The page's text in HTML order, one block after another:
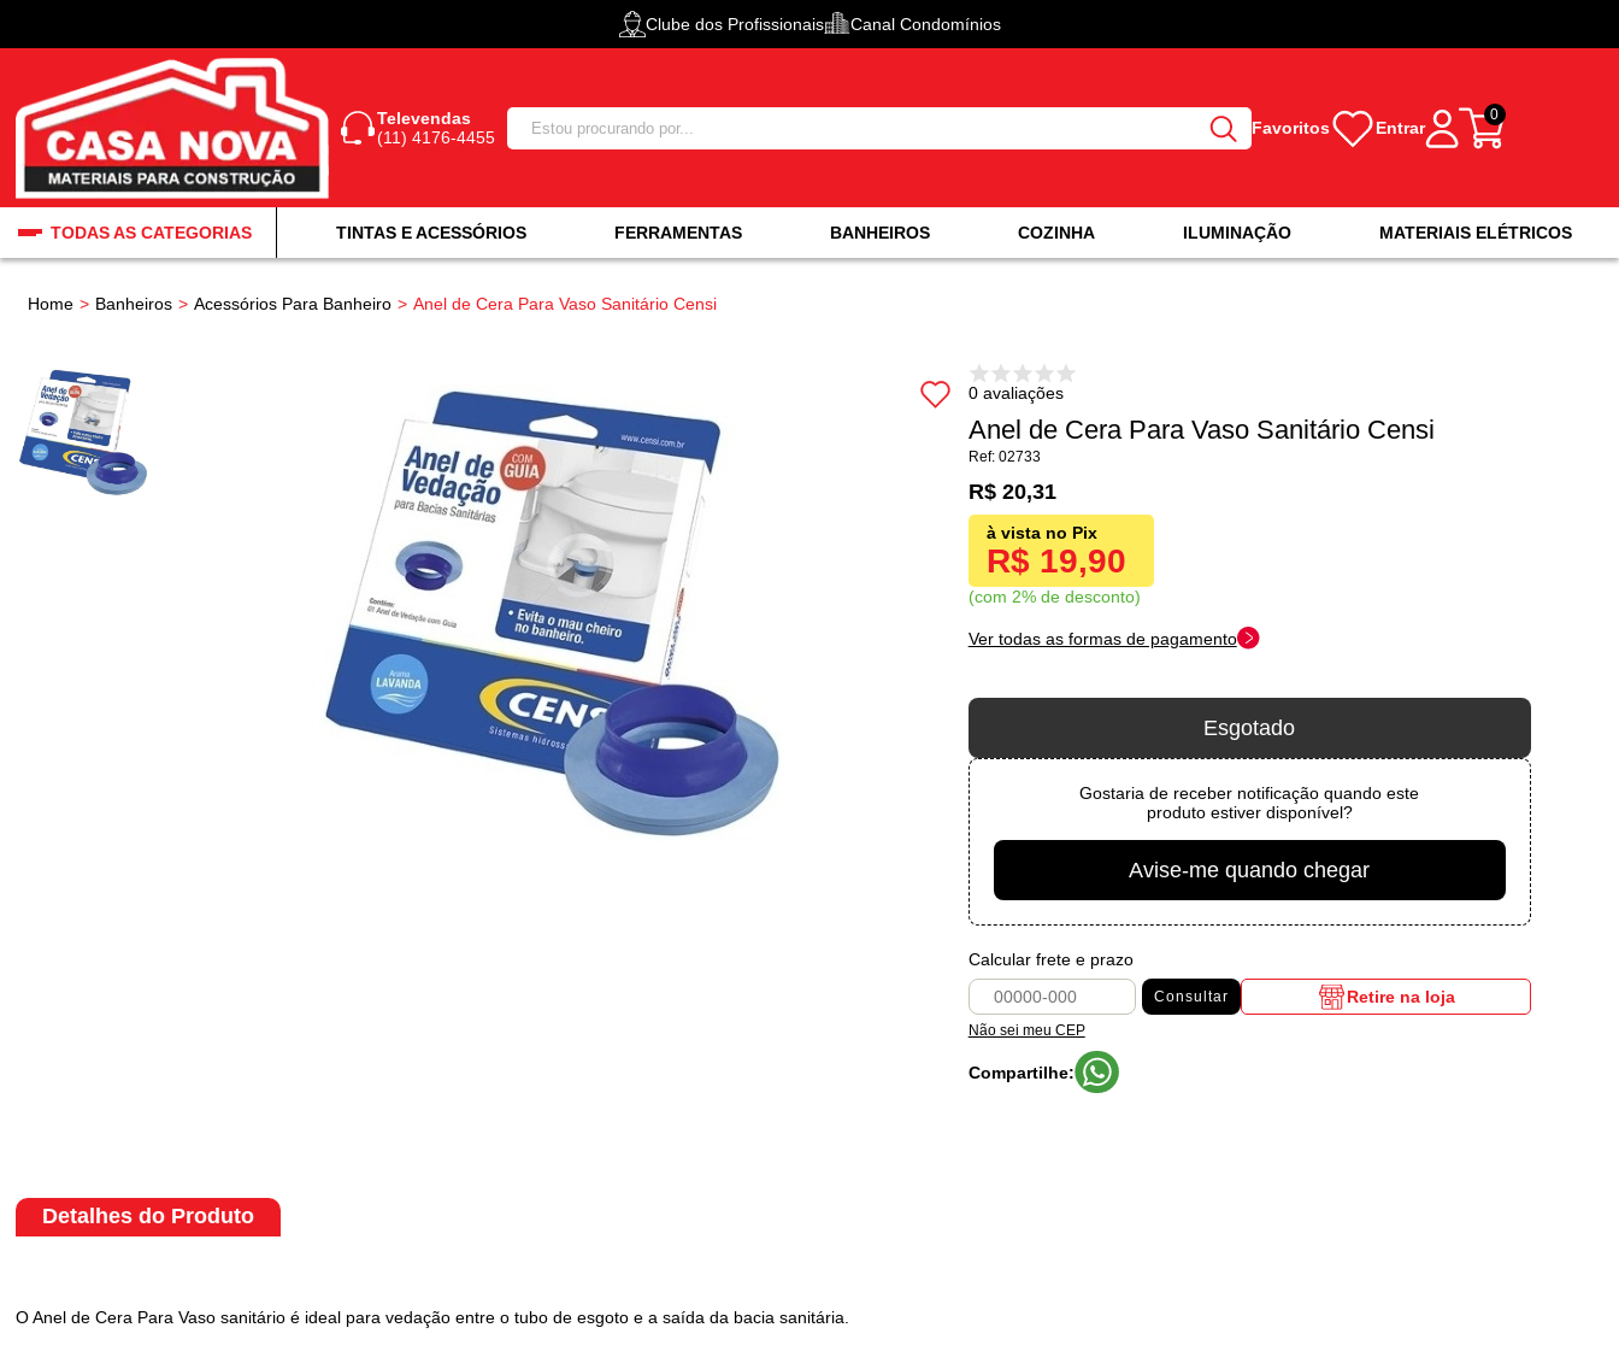
Clube dos Profissionais Canal Condomínios
Televendas
(11) 4176-4455
Favoritos Entrar
0
TODAS AS CATEGORIAS TINTAS E ACESSÓRIOS FERRAMENTAS BANHEIROS COZINHA ILUMINAÇÃO MATERIAIS ELÉTRICOS
Home Banheiros Acessórios Para Banheiro Anel de Cera Para Vaso Sanitário Censi
0 avaliações
Anel de Cera Para Vaso Sanitário Censi
02733
R$ 19,90
com 2% de desconto
R$ 20,31
Ver todas as formas de pagamento
Esgotado
Gostaria de receber notificação quando este
produto estiver disponível?
Avise-me quando chegar
Calcular frete e prazo
Consultar
Não sei meu CEP
Retire na loja
Compartilhe:
Detalhes do Produto
O Anel de Cera Para Vaso sanitário é ideal para vedação entre o tubo de esgoto e a saída da bacia sanitária.